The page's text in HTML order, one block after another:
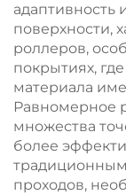
адаптивность
поверхности,
роллеров,
покрытиях,
материала
Равномерное
множества
более
проходов,